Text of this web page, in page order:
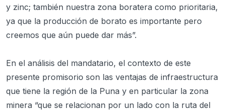
y zinc; también nuestra zona boratera como prioritaria,
ya que la producción de borato es importante pero
creemos que aún puede dar más”.
En el análisis del mandatario, el contexto de este
presente promisorio son las ventajas de infraestructura
que tiene la región de la Puna y en particular la zona
minera “que se relacionan por un lado con la ruta del